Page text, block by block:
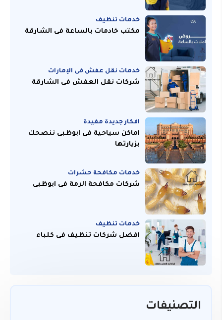
خدمات تنظيف
مكتب خادمات بالساعة فى الشارقة
خدمات نقل عفش فى الإمارات
شركات نقل العفش فى الشارقة
افكار جديدة مفيدة
اماكن سياحية فى ابوظبى ننصحك
بزيارتها
خدمات مكافحة حشرات
شركات مكافحة الرمة فى ابوظبى
خدمات تنظيف
افضل شركات تنظيف فى كلباء
التصنيفات